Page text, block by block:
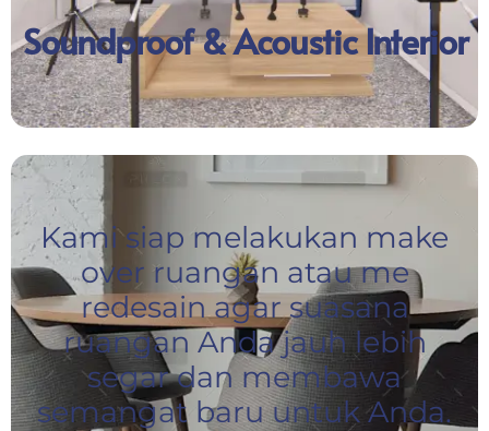
Soundproof & Acoustic Interior
Kami siap melakukan make
over ruangan atau me
redesain agar suasana
ruangan Anda jauh lebih
segar dan membawa
semangat baru untuk Anda.